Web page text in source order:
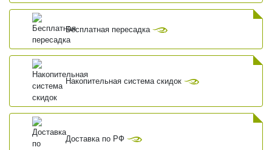
Бесплатная пересадка
Накопительная система скидок
Доставка по РФ